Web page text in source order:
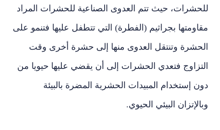
للحشرات، حيث تتم العدوى الصناعية للحشرات المراد
مقاومتها بجراثيم (الفطرة) التي تتطفل عليها فتنمو على
الحشرة وتنتقل العدوى منها إلى حشرة أخرى وقت
التزاوج فتعدي الحشرات إلى أن يقضي عليها حيويا من
دون إستخدام المبيدات الحشرية المضرة بالبيئة
وبالإتزان البيئي الحيوي.